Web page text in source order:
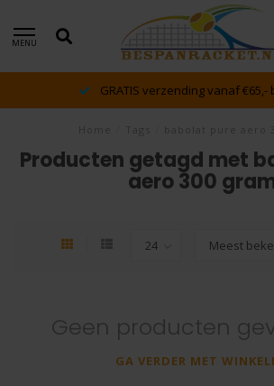
MENU
GRATIS verzending vanaf €65,-
Producten getagd met
aero 300
Geen producten
GA VERDER MET